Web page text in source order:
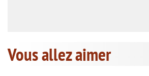
Vous allez aimer